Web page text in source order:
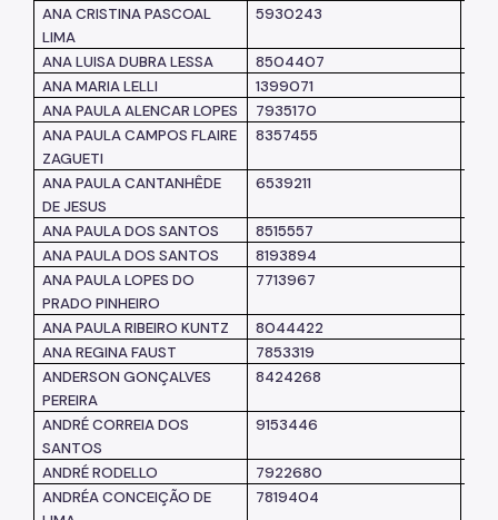
ANA CRISTINA PASCOAL
LIMA
5930243
ANA LUISA DUBRA LESSA 8504407
ANA MARIA LELLI
1399071
ANA PAULA ALENCAR LOPES
7935170
ANA PAULA CAMPOS FLAIRE
ZAGUETI
8357455
ANA PAULA CANTANHÊDE
DE JESUS
6539211
ANA PAULA DOS SANTOS 8515557
ANA PAULA DOS SANTOS
8193894
ANA PAULA LOPES DO
PRADO PINHEIRO
7713967
ANA PAULA RIBEIRO KUNTZ 8044422
ANA REGINA FAUST
7853319
ANDERSON GONÇALVES
PEREIRA
8424268
ANDRÉ CORREIA DOS
SANTOS
9153446
ANDRÉ RODELLO 7922680
ANDRÉA CONCEIÇÃO DE
7819404